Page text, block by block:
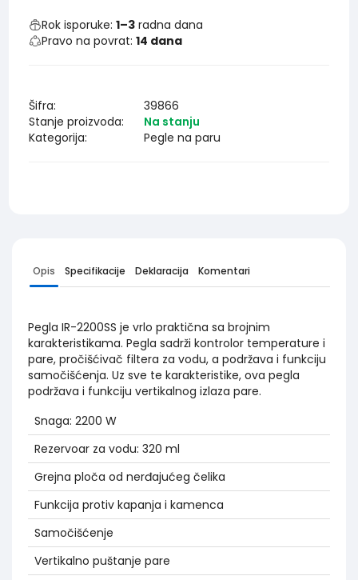
Rok isporuke:1–3 radna dana
Pravo na povrat:14 dana
Šifra:
39866
Stanje proizvoda:
Na stanju
Kategorija:
Pegle na paru
Opis Specifikacije Deklaracija Komentari
Pegla IR-2200SS je vrlo praktična sa brojnim
karakteristikama. Pegla sadrži kontrolor temperature i
pare, pročišćivač filtera za vodu, a podržava i funkciju
samočišćenja. Uz sve te karakteristike, ova pegla
podržava i funkciju vertikalnog izlaza pare.
Snaga: 2200 W
Rezervoar za vodu: 320 ml
Grejna ploča od nerđajućeg čelika
Funkcija protiv kapanja i kamenca
Samočišćenje
Vertikalno puštanje pare